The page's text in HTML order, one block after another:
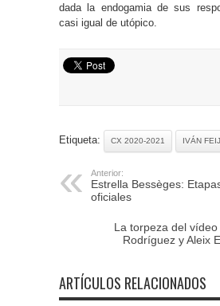
dada la endogamia de sus
casi igual de utópico.
Etiqueta: CX 2020-2021 IVÁN
Anterior:
Estrella Bessèges:
oficiales
La torpeza del
Rodríguez y Aleix
ARTÍCULOS RELACIONADOS